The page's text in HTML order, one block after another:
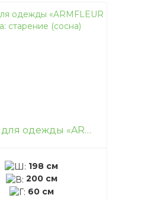
+ В корзину
Шкаф для одежды «ARMFLEUR 3», отделка: старение (сосна)
198 см
200 см
60 см